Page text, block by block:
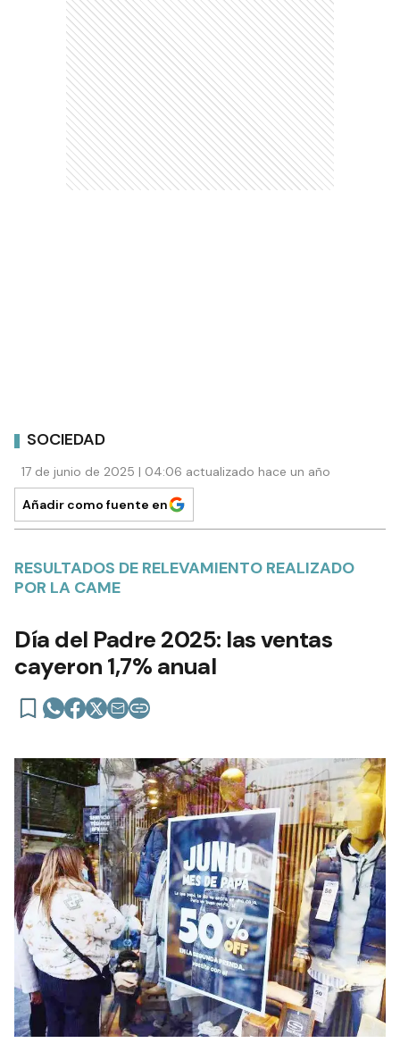
SOCIEDAD
17 de junio de 2025 | 04:06 actualizado hace un año
Añadir como fuente en
RESULTADOS DE RELEVAMIENTO REALIZADO
POR LA CAME
Día del Padre 2025: las ventas
cayeron 1,7% anual